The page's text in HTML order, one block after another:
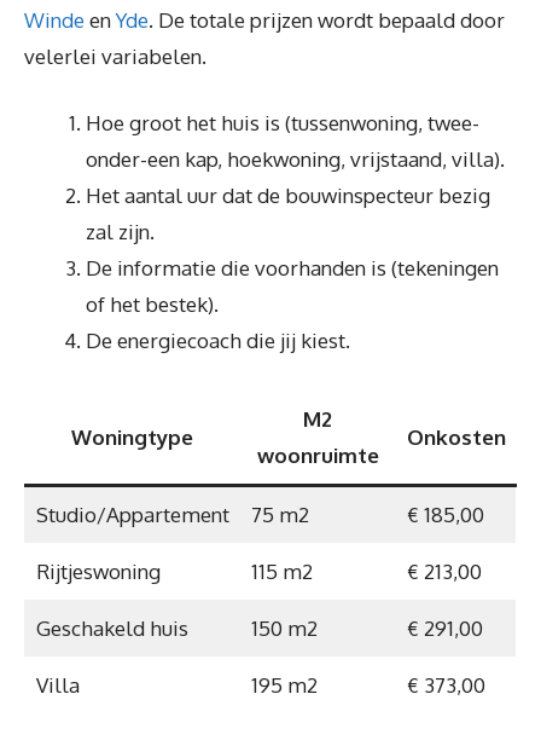
WindeenYde. De totale prijzen wordt bepaald door
velerlei variabelen.
Hoe groot het huis is (tussenwoning, twee-
onder-een kap, hoekwoning, vrijstaand, villa).
Het aantal uur dat de bouwinspecteur bezig
zal zijn.
De informatie die voorhanden is (tekeningen
of het bestek).
De energiecoach die jij kiest.
Woningtype
M2
woonruimte
Onkosten
Studio/Appartement 75 m2 € 185,00
Rijtjeswoning 115 m2 € 213,00
Geschakeld huis 150 m2 € 291,00
Villa 195 m2 € 373,00